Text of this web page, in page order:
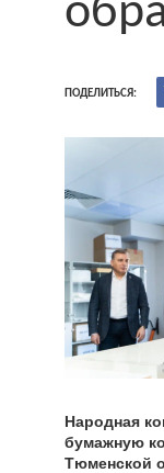
ПОДЕЛИТЬСЯ:
Народная
бумажную
Тюменской